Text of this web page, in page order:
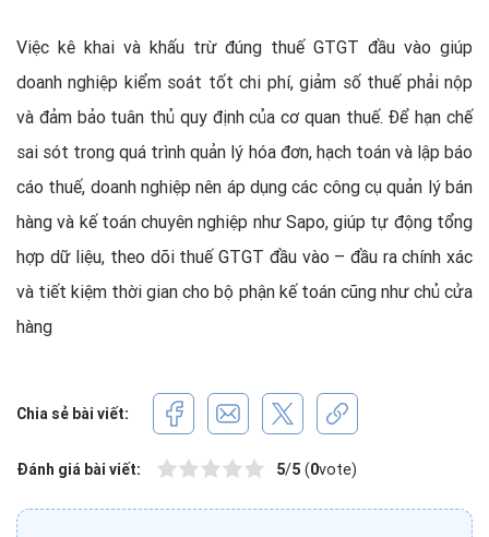
Việc kê khai và khấu trừ đúng thuế GTGT đầu vào giúp
doanh nghiệp kiểm soát tốt chi phí, giảm số thuế phải nộp
và đảm bảo tuân thủ quy định của cơ quan thuế. Để hạn chế
sai sót trong quá trình quản lý hóa đơn, hạch toán và lập báo
cáo thuế, doanh nghiệp nên áp dụng các công cụ quản lý bán
hàng và kế toán chuyên nghiệp như Sapo, giúp tự động tổng
hợp dữ liệu, theo dõi thuế GTGT đầu vào – đầu ra chính xác
và tiết kiệm thời gian cho bộ phận kế toán cũng như chủ cửa
hàng
Chia sẻ bài viết:
Đánh giá bài viết: 5/5 (0vote)